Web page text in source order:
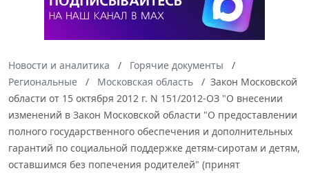
Новости и аналитика
Горячие документы
Региональные
Московская область
Закон Московской
области от 15 октября 2012 г. N 151/2012-ОЗ "О внесении
изменений в Закон Московской области "О предоставлении
полного государственного обеспечения и дополнительных
гарантий по социальной поддержке детям-сиротам и детям,
оставшимся без попечения родителей" (принят